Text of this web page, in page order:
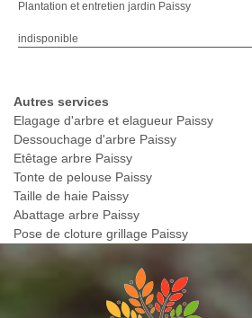
Plantation et entretien jardin Paissy
indisponible
Autres services
Elagage d'arbre et elagueur Paissy
Dessouchage d'arbre Paissy
Etêtage arbre Paissy
Tonte de pelouse Paissy
Taille de haie Paissy
Abattage arbre Paissy
Pose de cloture grillage Paissy